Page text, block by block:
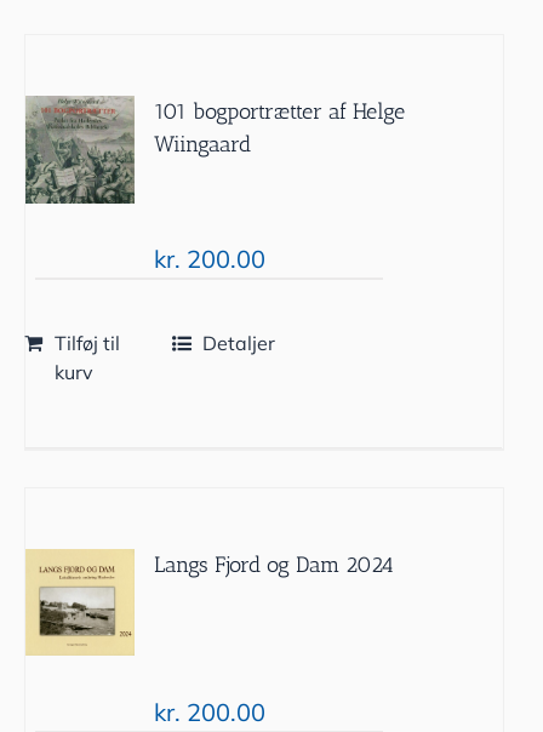
101 bogportrætter af Helge
Wiingaard
kr. 200.00
Tilføj til
kurv
Detaljer
Langs Fjord og Dam 2024
kr. 200.00